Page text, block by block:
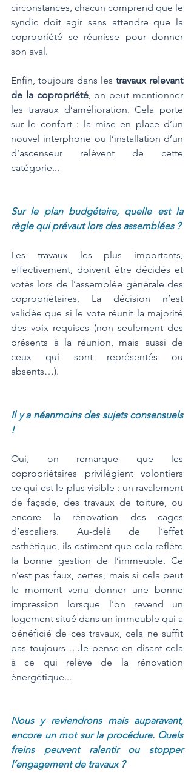
circonstances, chacun comprend que le
syndic doit agir sans attendre que la
copropriété se réunisse pour donner
son aval.
Enfin, toujours dans les travaux relevant
de la copropriété, on peut mentionner
les travaux d’amélioration. Cela porte
sur le confort : la mise en place d’un
nouvel interphone ou l’installation d’un
d’ascenseur relèvent de cette
catégorie...
Sur le plan budgétaire, quelle est la
règle qui prévaut lors des assemblées ?
Les travaux les plus importants,
effectivement, doivent être décidés et
votés lors de l’assemblée générale des
copropriétaires. La décision n’est
validée que si le vote réunit la majorité
des voix requises (non seulement des
présents à la réunion, mais aussi de
ceux qui sont représentés ou
absents…).
Il y a néanmoins des sujets consensuels
!
Oui, on remarque que les
copropriétaires privilégient volontiers
ce qui est le plus visible : un ravalement
de façade, des travaux de toiture, ou
encore la rénovation des cages
d’escaliers. Au-delà de l’effet
esthétique, ils estiment que cela reflète
la bonne gestion de l’immeuble. Ce
n’est pas faux, certes, mais si cela peut
le moment venu donner une bonne
impression lorsque l’on revend un
logement situé dans un immeuble qui a
bénéficié de ces travaux, cela ne suffit
pas toujours… Je pense en disant cela
à ce qui relève de la rénovation
énergétique...
Nous y reviendrons mais auparavant,
encore un mot sur la procédure. Quels
freins peuvent ralentir ou stopper
l’engagement de travaux ?